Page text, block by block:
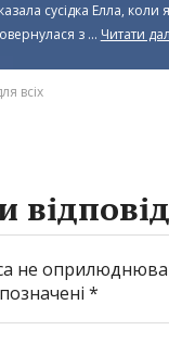
сусідка Елла, коли я
з ... Читати
всіх
не
*